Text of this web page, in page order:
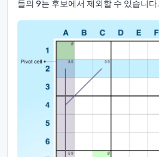
들의 9는 후보에서 제외할 수 있습니다.